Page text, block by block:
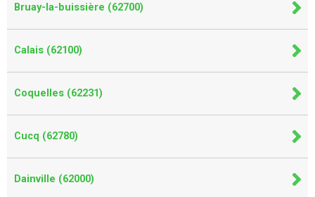
Bruay-la-buissière (62700)
Calais (62100)
Coquelles (62231)
Cucq (62780)
Dainville (62000)